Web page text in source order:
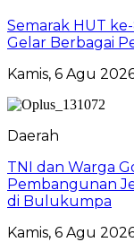
Semarak HUT
Gelar Berbagai
Kamis, 6 Agu
Daerah
TNI dan Warga
Pembangunan
di Bulukumpa
Kamis, 6 Agu